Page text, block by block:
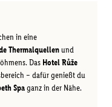
in eine
Thermalquellen und
Das Hotel Růže
– dafür genießt du
Spaganz in der Nähe.